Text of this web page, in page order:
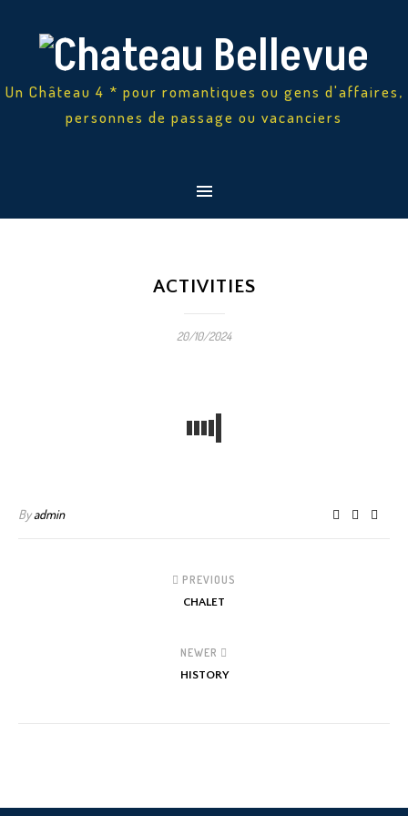
Un Château 4 * pour romantiques ou gens d'affaires,
personnes de passage ou vacanciers
ACTIVITIES
20/10/2024
Byadmin
PREVIOUS
CHALET
NEWER
HISTORY